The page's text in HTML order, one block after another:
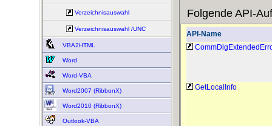
Verzeichnisauswahl
Verzeichnisauswahl /UNC
VBA2HTML
Word
Word-VBA
Word2007 (RibbonX)
Word2010 (RibbonX)
Outlook-VBA
Folgende API-
API-Name
GetLocalInfo